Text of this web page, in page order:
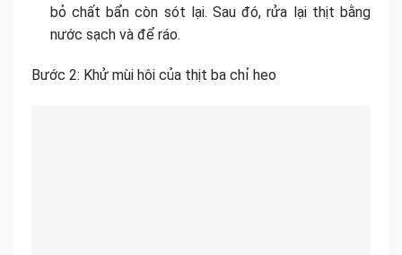
bỏ chất bẩn còn sót lại. Sau đó, rửa lại thịt bằng
nước sạch và để ráo.
Bước 2: Khử mùi hôi của thịt ba chỉ heo